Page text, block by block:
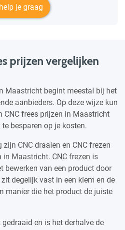
je graag
prijzen vergelijken
Maastricht begint meestal bij het
aanbieders. Op deze wijze kun
CNC frees prijzen in Maastricht
besparen op je kosten.
CNC draaien en CNC frezen
in Maastricht. CNC frezen is
bewerken van een product door
degelijk vast in een klem en de
manier die het product de juiste
en is het derhalve de